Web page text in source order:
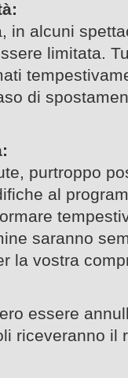
in alcuni
limitata.
di
purtroppo
al
saranno
la vostra
essere
riceveranno il